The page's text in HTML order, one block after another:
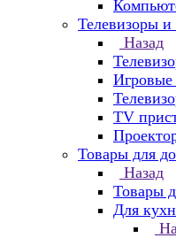
Телевизоры и
Назад
Игровые
TV
Товары для
Назад
Товары
Для